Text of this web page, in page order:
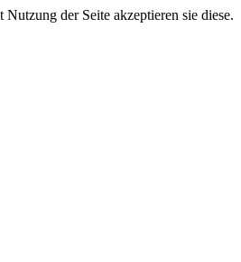
der Seite akzeptieren sie diese.